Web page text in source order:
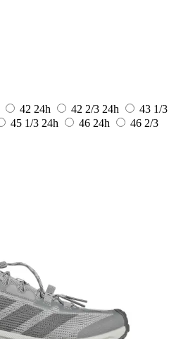
42 24h 42 2/3 24h
43 1/3
45 1/3 24h 46 24h
46 2/3